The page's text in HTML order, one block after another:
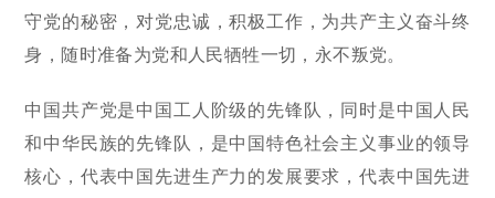
守党的秘密，对党忠诚，积极工作，为共产主义奋斗终
身，随时准备为党和人民牺牲一切，永不叛党。
中国共产党是中国工人阶级的先锋队，同时是中国人民
和中华民族的先锋队，是中国特色社会主义事业的领导
核心，代表中国先进生产力的发展要求，代表中国先进